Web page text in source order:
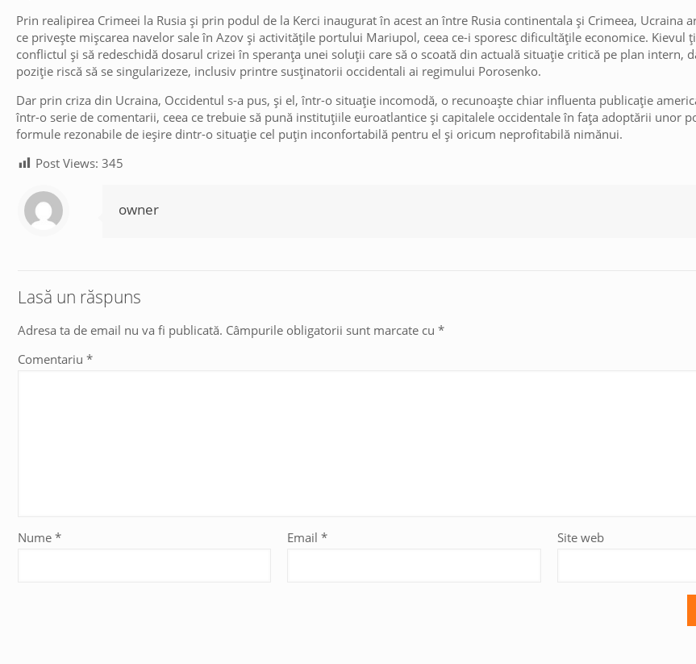
Prin realipirea Crimeei la Rusia și prin podul de la Kerci inaugurat în acest an între Rusia continentala și Crimeea, Ucraina
ce privește mișcarea navelor sale în Azov și activitățile portului Mariupol, ceea ce-i sporesc dificultățile economice. Kievul
conflictul și să redeschidă dosarul crizei în speranța unei soluții care să o scoată din actuală situație critică pe plan intern,
poziție riscă să se singularizeze, inclusiv printre susținatorii occidentali ai regimului Porosenko.
Dar prin criza din Ucraina, Occidentul s-a pus, și el, într-o situație incomodă, o recunoaște chiar influenta publicație
într-o serie de comentarii, ceea ce trebuie să pună instituțiile euroatlantice și capitalele occidentale în fața adoptării unor
formule rezonabile de ieșire dintr-o situație cel puțin inconfortabilă pentru el și oricum neprofitabilă nimănui.
Post Views: 345
owner
Lasă un răspuns
Adresa ta de email nu va fi publicată. Câmpurile obligatorii sunt marcate cu *
Comentariu *
Nume * Email* Site web